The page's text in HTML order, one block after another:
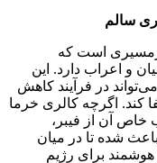
سالم
است که
و اعراب دارد. این
در فرآیند کاهش
کند. اگرچه کالری خرما
خاص آن از فیبر،
شده تا در میان
برای رژیم